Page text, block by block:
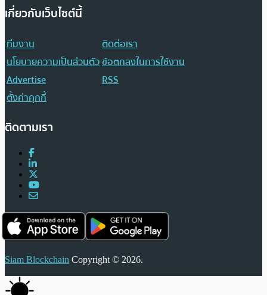
เกี่ยวกับเว็บไซต์นี้
ทีมงาน
ติดต่อเรา
นโยบายความเป็นส่วนตัวข้อตกลงในการใช้งาน
Advertise
RSS
ตั้งค่าคุกกี้
ติดตามเรา
Siam Blockchain Copyright © 2026.